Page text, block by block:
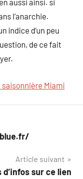
aussi ainsi. si
l’anarchie.
indice d’un peu
de ce fait
Miami
Article suivant
sur ce lien